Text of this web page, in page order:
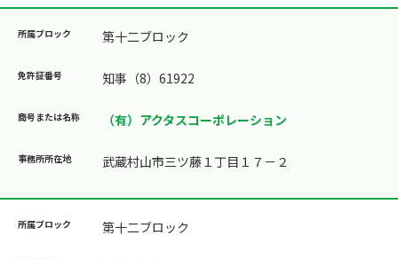
第十二ブロック
知事（8）61922
（有）アクタスコーポレーション
武蔵村山市三ツ藤１丁目１７－２
第十二ブロック